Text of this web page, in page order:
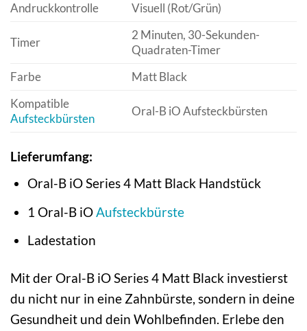
Andruckkontrolle
Visuell (Rot/Grün)
Timer
2 Minuten, 30-Sekunden-
Quadraten-Timer
Farbe
Matt Black
Kompatible
Aufsteckbürsten
Oral-B iO Aufsteckbürsten
Lieferumfang:
Oral-B iO Series 4 Matt Black Handstück
1 Oral-B iOAufsteckbürste
Ladestation
Mit der Oral-B iO Series 4 Matt Black investierst
du nicht nur in eine Zahnbürste, sondern in deine
Gesundheit und dein Wohlbefinden. Erlebe den